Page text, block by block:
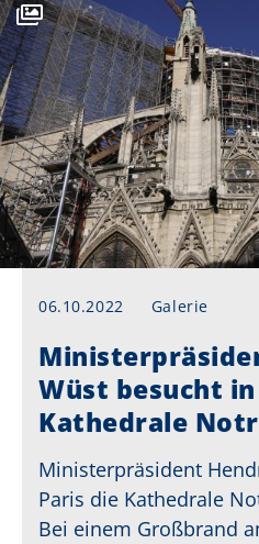
06.10.2022 Galerie
Wüst besucht
Kathedrale
Ministerpräsident
Paris die Kathedrale
Bei einem Großbrand